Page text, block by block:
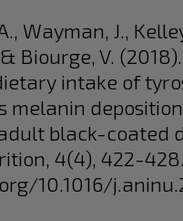
Wayman, J., Kelley,
Biourge, V. (2018).
intake of
melanin
black-coated
4(4), 422-428.
10.1016/